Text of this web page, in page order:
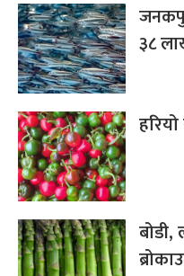
३८